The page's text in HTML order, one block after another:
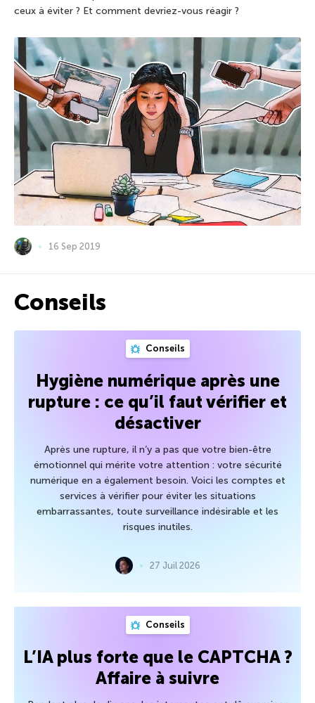
ceux à éviter ? Et comment devriez-vous réagir ?
16 Sep 2019
Conseils
Conseils
Hygiène numérique après une
rupture : ce qu’il faut vérifier et
désactiver
Après une rupture, il n’y a pas que votre bien-être
émotionnel qui mérite votre attention : votre sécurité
numérique en a également besoin. Voici les comptes et
services à vérifier pour éviter les situations
embarrassantes, toute surveillance indésirable et les
risques inutiles.
27 Juil 2026
Conseils
L’IA plus forte que le CAPTCHA ?
Affaire à suivre